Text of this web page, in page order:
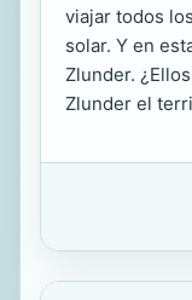
viajar todos
solar. Y en
Zlunder.
Zlunder el